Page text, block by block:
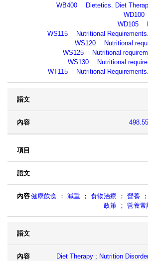
WB400 Dietetics. Diet
WD105
WS115 Nutritional Requirements.
WS120 Nutritional
WS125 Nutritional
WS130 Nutritional
WT115 Nutritional Requirements.
健康飲食 ； 減重 ； 食物治療 ； 營養 ；
政策 ； 營養常
Diet Therapy ; Nutrition